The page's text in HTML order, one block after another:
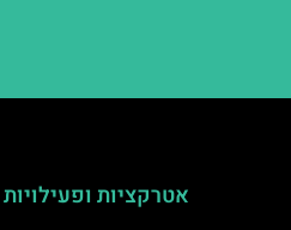
אטרקציות ופעילויות